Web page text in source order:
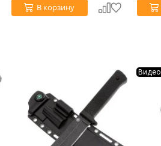
В корзину
Видео